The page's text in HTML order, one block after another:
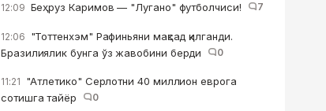
12:09 Беҳруз Каримов — "Лугано" футболчиси! 7
12:06 "Тоттенхэм" Рафиньяни мақсад қилганди.
Бразилиялик бунга ўз жавобини берди
0
11:21 "Атлетико" Серлотни 40 миллион еврога
сотишга тайёр
0